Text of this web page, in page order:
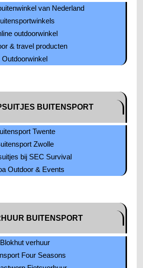
van Nederland
outdoorwinkel
& travel producten
Outdoorwinkel
BUITENSPORT
Twente
Zwolle
bij SEC Survival
Outdoor & Events
BUITENSPORT
Blokhut verhuur
Four Seasons